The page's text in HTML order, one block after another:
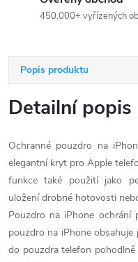
450.000+ vyřízených
Popis produktu
Detailní
Ochranné pouzdro na
elegantní kryt pro Apple
funkce také použití jako
uložení drobné hotovosti
Pouzdro na iPhone ochrání
pouzdro na iPhone
do pouzdra telefon